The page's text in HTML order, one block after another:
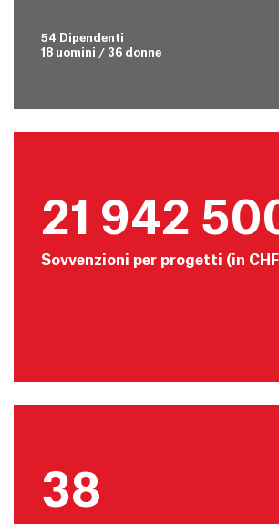
54 Dipendenti
18 uomini / 36 donne
21 942
Sovvenzioni per progetti (in
38